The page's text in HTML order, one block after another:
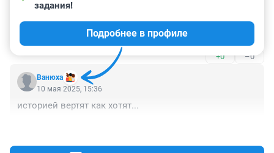
решения. Нет знания нужны, но законов природы.
Как например Тесла, который теорию
относительности Эйнштейна поставил под сомнение.
"Низвергай доминирующую парадигму". А иначе люди
бы не только радио не изобрели, но и колеса. Один
ворчал начиная серебро, а второй увидев что серебро
Гость
+0 –0
Вaнюхa
задания!
Подробнее в профиле
10 мая 2025, 15:36
историей вертят как хотят...